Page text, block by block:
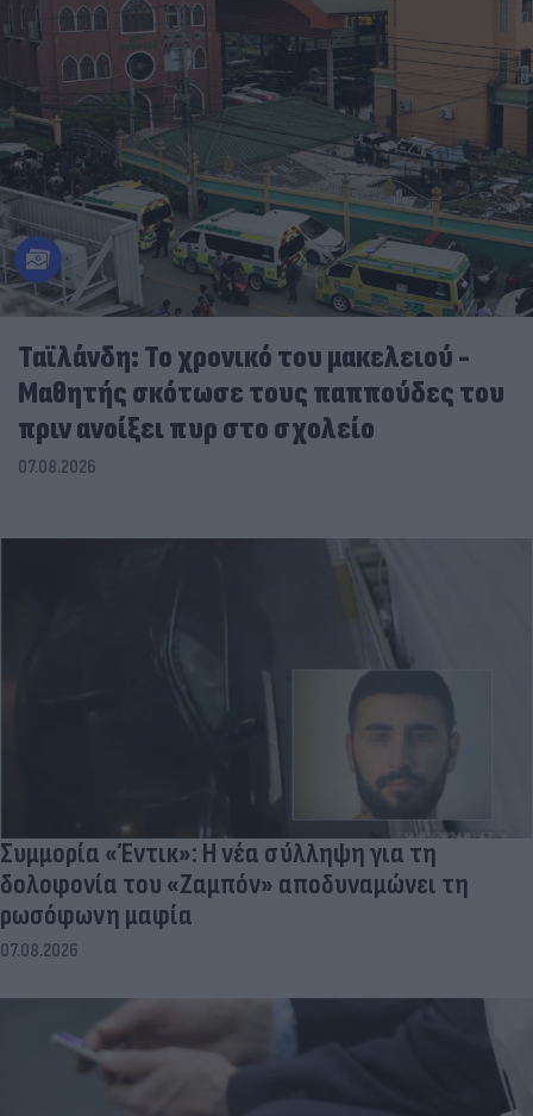
Ταϊλάνδη: Το χρονικό του μακελειού -
Μαθητής σκότωσε τους παππούδες του
πριν ανοίξει πυρ στο σχολείο
07.08.2026
Συμμορία «Έντικ»: Η νέα σύλληψη για τη
δολοφονία του «Ζαμπόν» αποδυναμώνει τη
ρωσόφωνη μαφία
07.08.2026